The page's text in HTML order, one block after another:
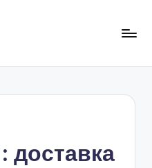
доставка